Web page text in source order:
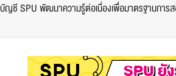
บัญชี SPU พัฒนาความรู้ต่อเนื่องเพื่อมาตรฐานกา